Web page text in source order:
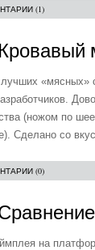
(1)
лучших
(ножом по
Сделано со
(0)
на